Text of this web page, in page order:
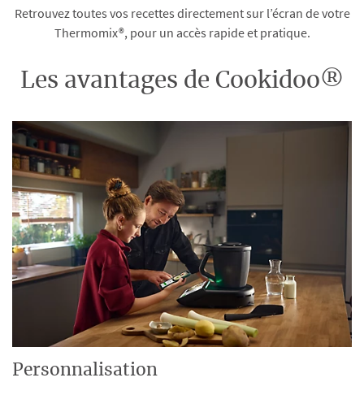
Retrouvez toutes vos recettes directement sur l’écran de votre
Thermomix®, pour un accès rapide et pratique.
Les avantages de Cookidoo®
Personnalisation